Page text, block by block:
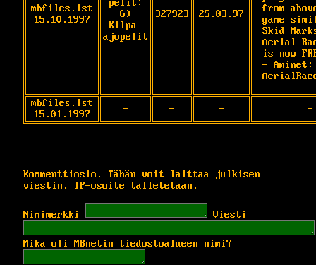
mbfiles.lst
15.10.1997
pelit:
6)
Kilpa-
ajopelit
327923 25.03.97
from
game
Skid
Aerial
is now
- Aminet:
mbfiles.lst
15.01.1997
- - - -
Kommenttiosio. Tähän voit laittaa julkisen
viestin. IP-osoite talletetaan.
Nimimerkki Viesti
Mikä oli MBnetin tiedostoalueen nimi?